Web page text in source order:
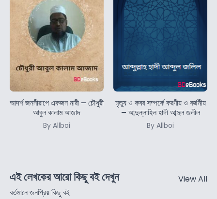
আদর্শ জননীরূপে একজন নারী – চৌধুরী
আবুল কালাম আজাদ
By Allboi
মৃত্যু ও কবর সম্পর্কে করণীয় ও বর্জনীয়
– আব্দুল্লাহিল হাদী আব্দুল জলীল
By Allboi
এই লেখকের আরো কিছু বই দেখুন
বর্তমানে জনপ্রিয় কিছু বই
View All